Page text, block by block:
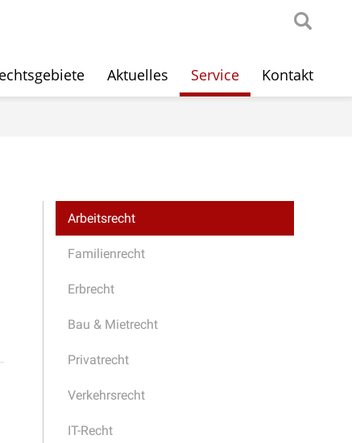
Aktuelles Service Kontakt
Arbeitsrecht
Familienrecht
Erbrecht
Bau & Mietrecht
Privatrecht
Verkehrsrecht
IT-Recht